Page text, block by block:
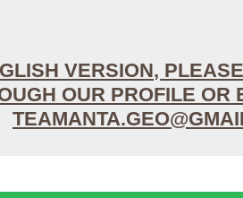
VERSION,
OUR PROFILE OR